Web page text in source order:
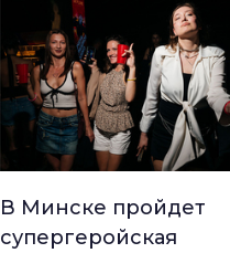
В Минске пройдет
супергеройская